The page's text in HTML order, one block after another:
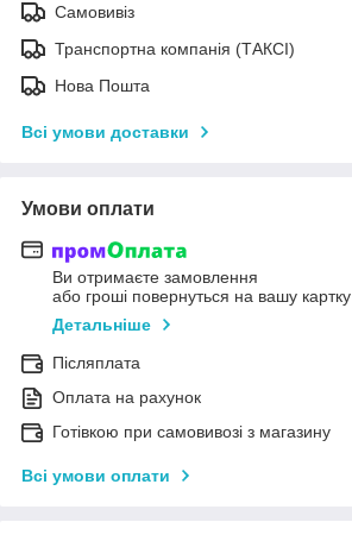
Самовивіз
Транспортна компанія (ТАКСІ)
Нова Пошта
Всі умови доставки
Умови оплати
Ви отримаєте замовлення
або гроші повернуться на вашу картку
Детальніше
Післяплата
Оплата на рахунок
Готівкою при самовивозі з магазину
Всі умови оплати